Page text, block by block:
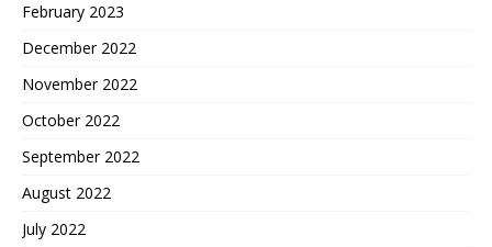
February 2023
December 2022
November 2022
October 2022
September 2022
August 2022
July 2022